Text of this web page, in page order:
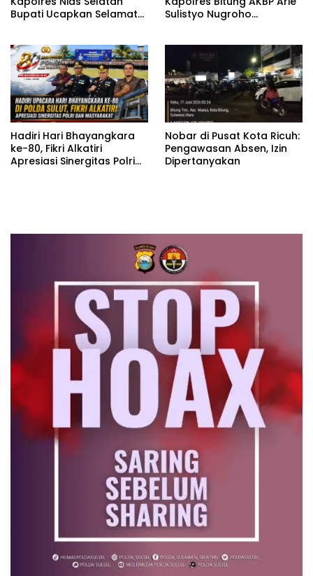
Bupati Ucapkan Selamat
Permadi
Sulistyo Nugroho
Hadiri Hari Bhayangkara
ke-80, Fikri Alkatiri
Apresiasi Sinergitas Polri
Nobar di Pusat Kota Ricuh:
Pengawasan Absen, Izin
Dipertanyakan